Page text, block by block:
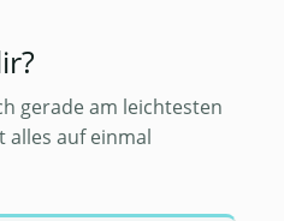
gerade am leichtesten
alles auf einmal